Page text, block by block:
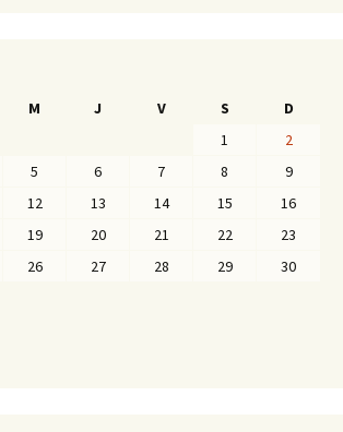
M J V S
D
1
2
5 6 7 8
9
12 13 14 15
16
19 20 21 22
23
26 27 28 29
30